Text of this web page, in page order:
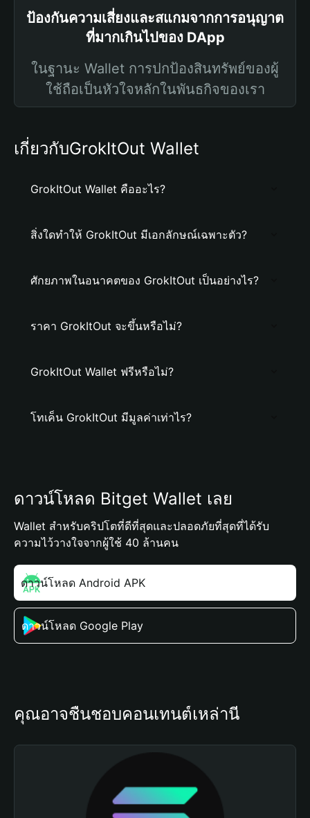
ป้องกันความเสี่ยงและสแกมจากการอนุญาต
ที่มากเกินไปของ DApp
ในฐานะ Wallet การปกป้องสินทรัพย์ของผู้
ใช้ถือเป็นหัวใจหลักในพันธกิจของเรา
เกี่ยวกับGrokItOut Wallet
GrokItOut Wallet คืออะไร?
สิ่งใดทำให้ GrokItOut มีเอกลักษณ์เฉพาะตัว?
ศักยภาพในอนาคตของ GrokItOut เป็นอย่างไร?
ราคา GrokItOut จะขึ้นหรือไม่?
GrokItOut Wallet ฟรีหรือไม่?
โทเค็น GrokItOut มีมูลค่าเท่าไร?
ดาวน์โหลด Bitget Wallet เลย
Wallet สำหรับคริปโตที่ดีที่สุดและปลอดภัยที่สุดที่ได้รับ
ความไว้วางใจจากผู้ใช้ 40 ล้านคน
ดาวน์โหลด Android APK
ดาวน์โหลด Google Play
คุณอาจชื่นชอบคอนเทนต์เหล่านี้